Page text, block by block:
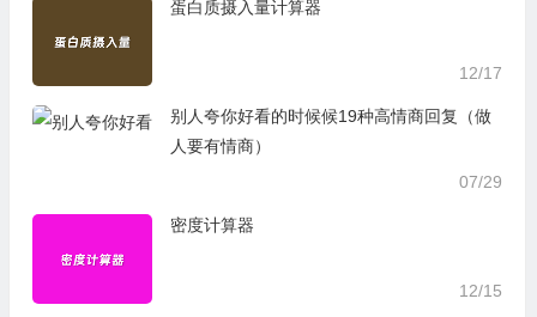
蛋白质摄入量计算器
12/17
别人夸你好看的时候候19种高情商回复（做
人要有情商）
07/29
密度计算器
12/15